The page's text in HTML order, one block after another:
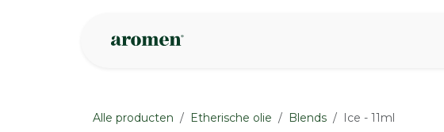
Alle producten Etherische olie Blends Ice - 11ml